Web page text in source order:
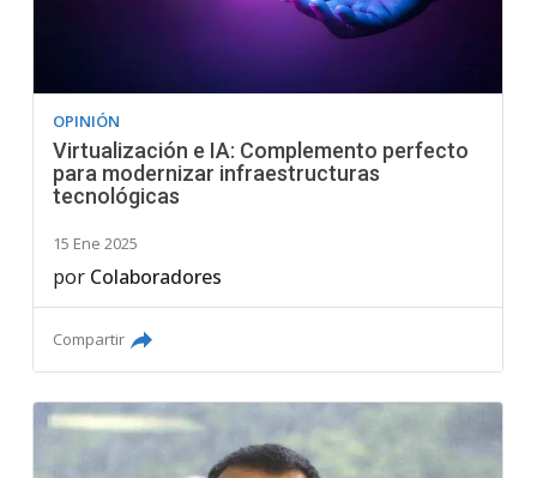
OPINIÓN
Virtualización e IA: Complemento perfecto
para modernizar infraestructuras
tecnológicas
15 Ene 2025
por Colaboradores
Compartir